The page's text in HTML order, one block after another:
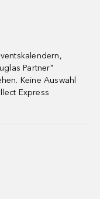
Partner"
Keine Auswahl
Express